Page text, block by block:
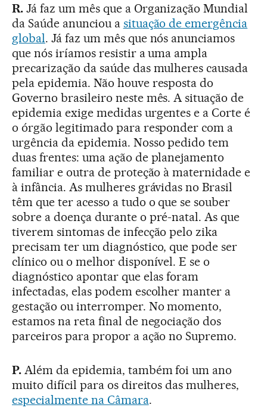
R.Já faz um mês que a Organização Mundial
da Saúde anunciou a situação de emergência
global. Já faz um mês que nós anunciamos
que nós iríamos resistir a uma ampla
precarização da saúde das mulheres causada
pela epidemia. Não houve resposta do
Governo brasileiro neste mês. A situação de
epidemia exige medidas urgentes e a Corte é
o órgão legitimado para responder com a
urgência da epidemia. Nosso pedido tem
duas frentes: uma ação de planejamento
familiar e outra de proteção à maternidade e
à infância. As mulheres grávidas no Brasil
têm que ter acesso a tudo o que se souber
sobre a doença durante o pré-natal. As que
tiverem sintomas de infecção pelo zika
precisam ter um diagnóstico, que pode ser
clínico ou o melhor disponível. E se o
diagnóstico apontar que elas foram
infectadas, elas podem escolher manter a
gestação ou interromper. No momento,
estamos na reta final de negociação dos
parceiros para propor a ação no Supremo.
P.Além da epidemia, também foi um ano
muito difícil para os direitos das mulheres,
especialmente na Câmara.